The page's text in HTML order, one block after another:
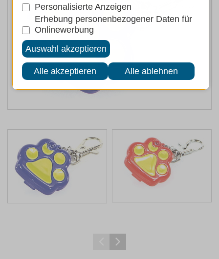
Personalisierte Anzeigen
Erhebung personenbezogener Daten für
Onlinewerbung